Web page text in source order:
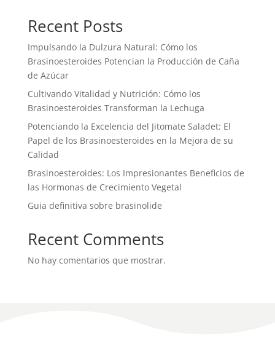
Recent Posts
Impulsando la Dulzura Natural: Cómo los
Brasinoesteroides Potencian la Producción de Caña
de Azúcar
Cultivando Vitalidad y Nutrición: Cómo los
Brasinoesteroides Transforman la Lechuga
Potenciando la Excelencia del Jitomate Saladet: El
Papel de los Brasinoesteroides en la Mejora de su
Calidad
Brasinoesteroides: Los Impresionantes Beneficios de
las Hormonas de Crecimiento Vegetal
Guia definitiva sobre brasinolide
Recent Comments
No hay comentarios que mostrar.